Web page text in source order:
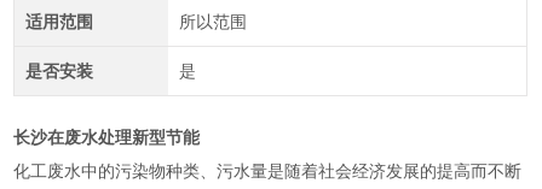
适用范围 所以范围
是否安装 是
长沙在废水处理新型节能
化工废水中的污染物种类、污水量是随着社会经济发展的提高而不断